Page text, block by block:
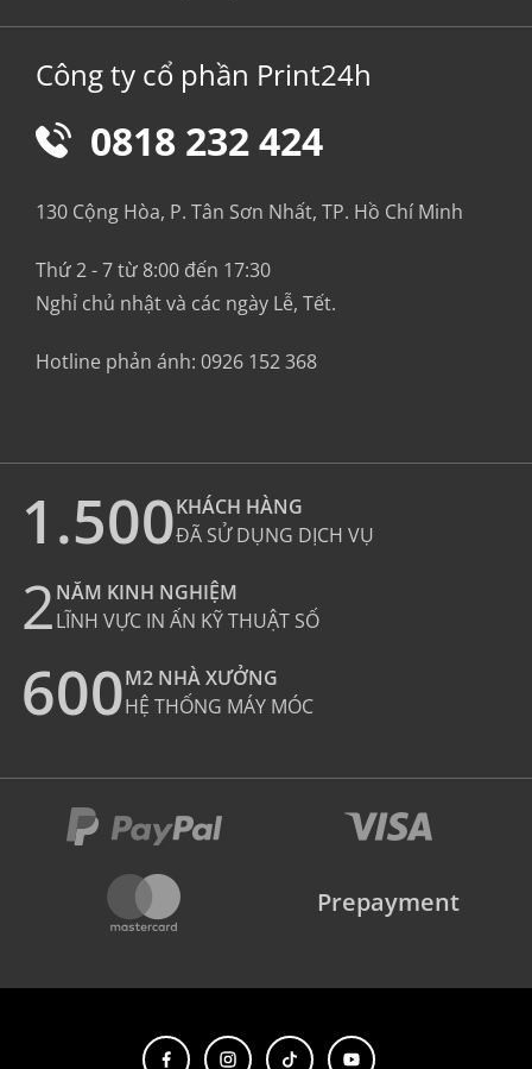
Công ty cổ phần Print24h
0818 232 424
130 Cộng Hòa, P. Tân Sơn Nhất, TP. Hồ Chí Minh
Thứ 2 - 7 từ 8:00 đến 17:30
Nghỉ chủ nhật và các ngày Lễ, Tết.
Hotline phản ánh: 0926 152 368
1.500KHÁCH HÀNG
ĐÃ SỬ DỤNG DỊCH VỤ
2NĂM KINH NGHIỆM
LĨNH VỰC IN ẤN KỸ THUẬT SỐ
600M2 NHÀ XƯỞNG
HỆ THỐNG MÁY MÓC
Prepayment